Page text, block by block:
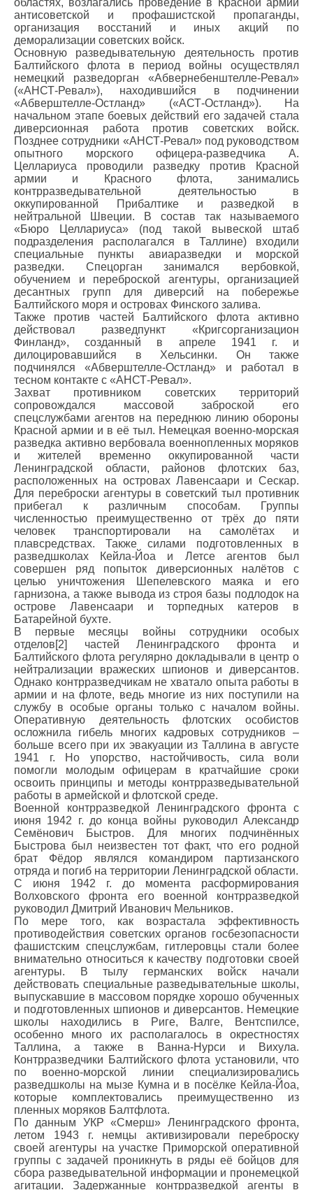
областях, возлагались проведение в Красной армии
антисоветской и профашистской пропаганды,
организация восстаний и иных акций по
деморализации советских войск.
Основную разведывательную деятельность против
Балтийского флота в период войны осуществлял
немецкий разведорган «Абвернебенштелле-Ревал»
(«АНСТ-Ревал»), находившийся в подчинении
«Абверштелле-Остланд» («АСТ-Остланд»). На
начальном этапе боевых действий его задачей стала
диверсионная работа против советских войск.
Позднее сотрудники «АНСТ-Ревал» под руководством
опытного морского офицера-разведчика А.
Целлариуса проводили разведку против Красной
армии и Красного флота, занимались
контрразведывательной деятельностью в
оккупированной Прибалтике и разведкой в
нейтральной Швеции. В состав так называемого
«Бюро Целлариуса» (под такой вывеской штаб
подразделения располагался в Таллине) входили
специальные пункты авиаразведки и морской
разведки. Спецорган занимался вербовкой,
обучением и переброской агентуры, организацией
десантных групп для диверсий на побережье
Балтийского моря и островах Финского залива.
Также против частей Балтийского флота активно
действовал разведпункт «Кригсорганизацион
Финланд», созданный в апреле 1941 г. и
дилоцировавшийся в Хельсинки. Он также
подчинялся «Абверштелле-Остланд» и работал в
тесном контакте с «АНСТ-Ревал».
Захват противником советских территорий
сопровождался массовой заброской его
спецслужбами агентов на переднюю линию обороны
Красной армии и в её тыл. Немецкая военно-морская
разведка активно вербовала военнопленных моряков
и жителей временно оккупированной части
Ленинградской области, районов флотских баз,
расположенных на островах Лавенсаари и Сескар.
Для переброски агентуры в советский тыл противник
прибегал к различным способам. Группы
численностью преимущественно от трёх до пяти
человек транспортировали на самолётах и
плавсредствах. Также силами подготовленных в
разведшколах Кейла-Йоа и Летсе агентов был
совершен ряд попыток диверсионных налётов с
целью уничтожения Шепелевского маяка и его
гарнизона, а также вывода из строя базы подлодок на
острове Лавенсаари и торпедных катеров в
Батарейной бухте.
В первые месяцы войны сотрудники особых
отделов[2] частей Ленинградского фронта и
Балтийского флота регулярно докладывали в центр о
нейтрализации вражеских шпионов и диверсантов.
Однако контрразведчикам не хватало опыта работы в
армии и на флоте, ведь многие из них поступили на
службу в особые органы только с началом войны.
Оперативную деятельность флотских особистов
осложнила гибель многих кадровых сотрудников –
больше всего при их эвакуации из Таллина в августе
1941 г. Но упорство, настойчивость, сила воли
помогли молодым офицерам в кратчайшие сроки
освоить принципы и методы контрразведывательной
работы в армейской и флотской среде.
Военной контрразведкой Ленинградского фронта с
июня 1942 г. до конца войны руководил Александр
Семёнович Быстров. Для многих подчинённых
Быстрова был неизвестен тот факт, что его родной
брат Фёдор являлся командиром партизанского
отряда и погиб на территории Ленинградской области.
С июня 1942 г. до момента расформирования
Волховского фронта его военной контрразведкой
руководил Дмитрий Иванович Мельников.
По мере того, как возрастала эффективность
противодействия советских органов госбезопасности
фашистским спецслужбам, гитлеровцы стали более
внимательно относиться к качеству подготовки своей
агентуры. В тылу германских войск начали
действовать специальные разведывательные школы,
выпускавшие в массовом порядке хорошо обученных
и подготовленных шпионов и диверсантов. Немецкие
школы находились в Риге, Валге, Вентспилсе,
особенно много их располагалось в окрестностях
Таллина, а также в Ванна-Нурси и Вихула.
Контрразведчики Балтийского флота установили, что
по военно-морской линии специализировались
разведшколы на мызе Кумна и в посёлке Кейла-Йоа,
которые комплектовались преимущественно из
пленных моряков Балтфлота.
По данным УКР «Смерш» Ленинградского фронта,
летом 1943 г. немцы активизировали переброску
своей агентуры на участке Приморской оперативной
группы с задачей проникнуть в ряды её бойцов для
сбора разведывательной информации и пронемецкой
агитации. Задержанные контрразведкой агенты в